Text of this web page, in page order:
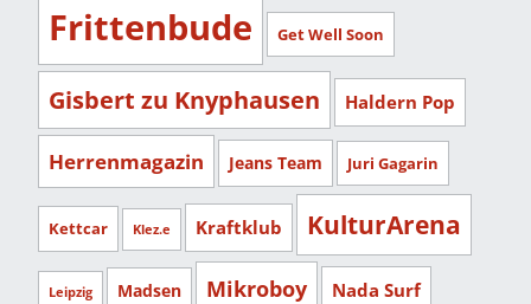
Frittenbude Get Well Soon
Gisbert zu Knyphausen Haldern Pop
Herrenmagazin Jeans Team Juri Gagarin
Kettcar Klez.e Kraftklub KulturArena
Leipzig Madsen Mikroboy Nada Surf